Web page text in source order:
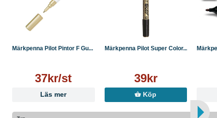
Märkpenna Pilot Pintor F Gu...
37kr/st
Läs mer
Märkpenna Pilot Super Color...
39kr
Köp